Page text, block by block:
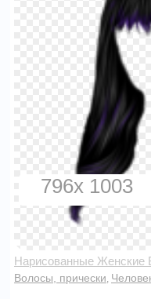
796x 1003
Нарисованные Женские
Волосы, прически